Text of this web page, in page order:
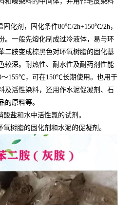
固化剂，固化条件80℃/2h+150℃/2h，
。一般先熔化制成过冷液体，易与环
二胺变成棕黑色对环氧树脂的固化基
较深。耐热性、耐水性及耐药剂性能
～155℃，可在150℃长期使用。也用于
及活性染料，还用作水泥促凝剂、石
的原料等。
盐和水中活性氯的试剂。
树脂的固化剂和水泥的促凝剂。